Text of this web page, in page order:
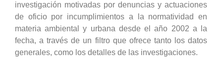
investigación motivadas por denuncias y actuaciones
de oficio por incumplimientos a la normatividad en
materia ambiental y urbana desde el año 2002 a la
fecha, a través de un filtro que ofrece tanto los datos
generales, como los detalles de las investigaciones.